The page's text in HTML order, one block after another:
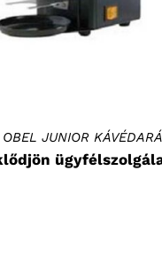
OBEL JUNIOR